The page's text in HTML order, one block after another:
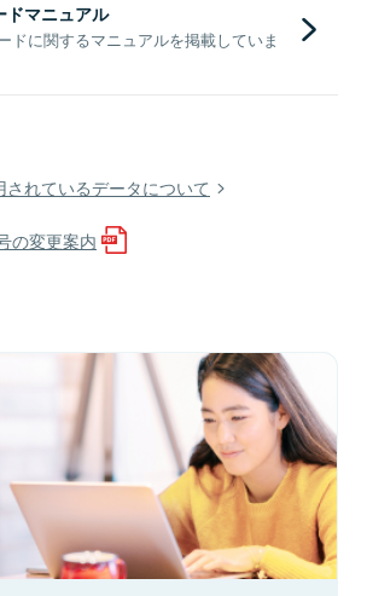
ドマニュアル
ドに関するマニュアルを掲載していま
れているデータについて
の変更案内